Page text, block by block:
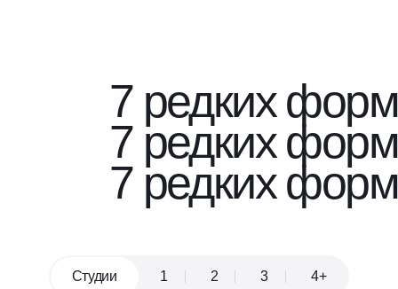
7 редких
7 редких
7 редких
Студии 1 2 3 4+